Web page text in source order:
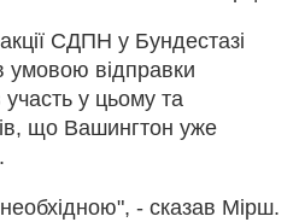
СДПН у Бундестазі
умовою відправки
участь у цьому та
що Вашингтон уже
- сказав Мірш.